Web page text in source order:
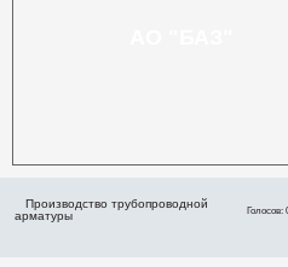
Производство трубопроводной
арматуры
Голосов: